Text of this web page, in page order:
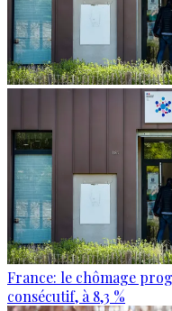
France: le chômage
consécutif, à 8,3 %